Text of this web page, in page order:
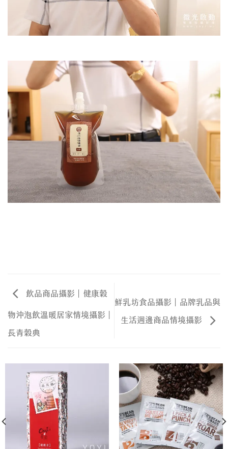
飲品商品攝影｜健康穀
物沖泡飲溫暖居家情境攝影｜
長青穀典
鮮乳坊食品攝影｜品牌乳品與
生活週邊商品情境攝影